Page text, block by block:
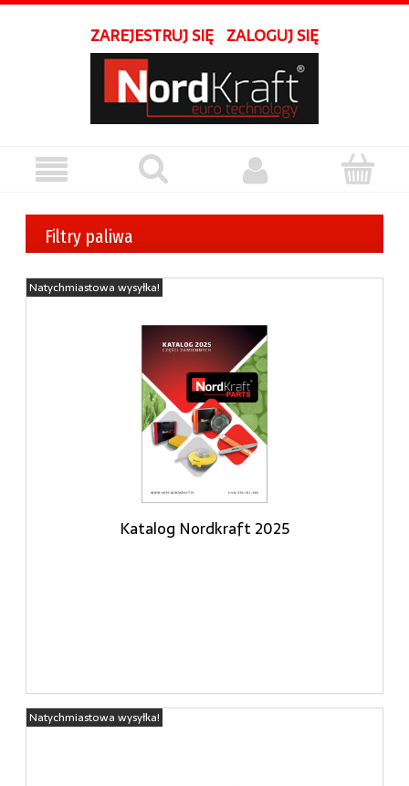
ZAREJESTRUJ SIĘ ZALOGUJ SIĘ
Filtry paliwa
Katalog Nordkraft 2025
Natychmiastowa wysyłka!
Natychmiastowa wysyłka!